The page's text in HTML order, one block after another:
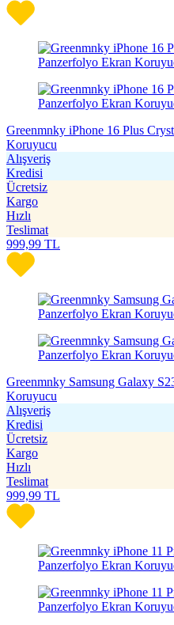
Greenmnky iPhone 16 Plus
Koruyucu
Alışveriş
Kredisi
Ücretsiz
Kargo
Hızlı
Teslimat
999,99 TL
Greenmnky Samsung Galaxy
Koruyucu
Alışveriş
Kredisi
Ücretsiz
Kargo
Hızlı
Teslimat
999,99 TL